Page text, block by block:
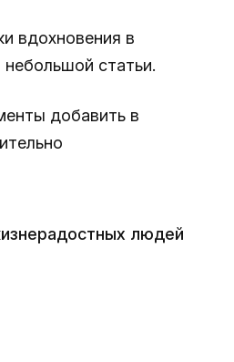
вдохновения в
статьи.
добавить в
людей